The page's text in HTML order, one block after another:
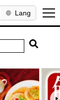
Lang